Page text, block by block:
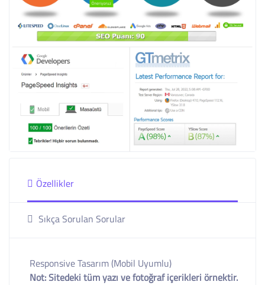
Özellikler
Sıkça Sorulan Sorular
Responsive Tasarım (Mobil Uyumlu)
Not: Sitedeki tüm yazı ve fotoğraf içerikleri örnektir.